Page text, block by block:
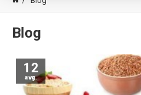
Blog
12
avg.